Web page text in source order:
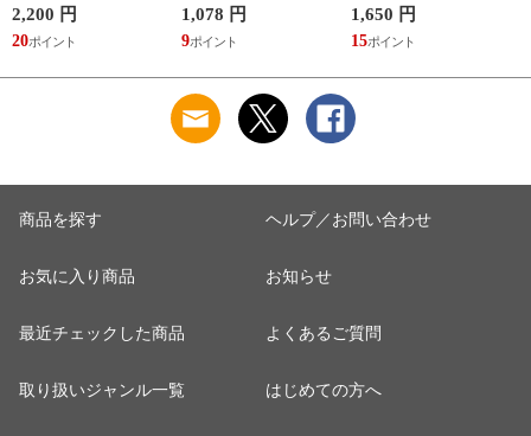
マイボトル 動物 ア
ニマル ゴリラ ごリ
ラックス ゴリゴリボ
2,200 円
20
ふんわり 足湯のよう
なぽかぽかナイトウ
ォーマー inf-26
1,078 円
9
サウナ ごリラックス
まもるさんの洗える
巾着 ブラック 黒
1,650 円
15
商品を探す
お気に入り商品
最近チェックした商品
取り扱いジャンル一覧
ヘルプ／お問い合わせ
お知らせ
よくあるご質問
はじめての方へ